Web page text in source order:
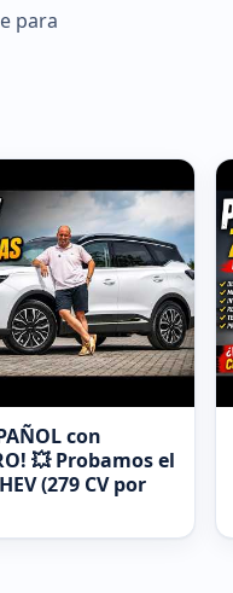
para
con
💥 Probamos el
(279 CV por